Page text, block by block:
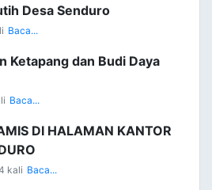
Desa Senduro
Baca...
Ketapang dan Budi Daya
Baca...
DI HALAMAN KANTOR
kali Baca...